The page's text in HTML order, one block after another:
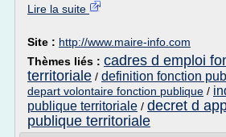
Lire la suite
Site : http://www.maire-info.com
Thèmes liés : cadres d emploi
territoriale / definition fonction
depart volontaire fonction publique /
publique territoriale / decret d
publique territoriale